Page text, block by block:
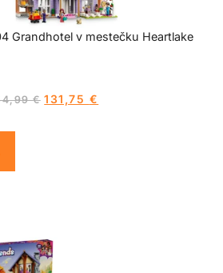
Grandhotel v mestečku Heartlake
€ 131,75 €